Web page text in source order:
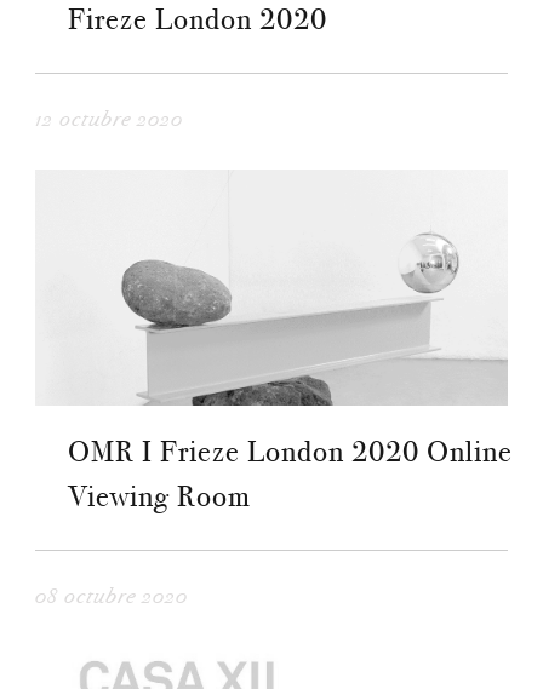
Fireze London 2020
12 octubre 2020
OMR I Frieze London 2020 Online
Viewing Room
08 octubre 2020